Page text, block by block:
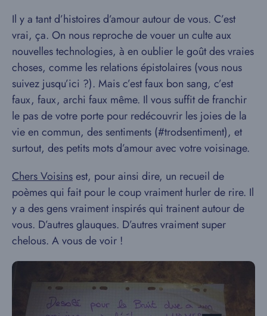
Il y a tant d’histoires d’amour autour de vous. C’est
vrai, ça. On nous reproche de vouer un culte aux
nouvelles technologies, à en oublier le goût des vraies
choses, comme les relations épistolaires (vous nous
suivez jusqu’ici ?). Mais c’est faux bon sang, c’est
faux, faux, archi faux même. Il vous suffit de franchir
le pas de votre porte pour redécouvrir les joies de la
vie en commun, des sentiments (#trodsentiment), et
surtout, des petits mots d’amour avec votre voisinage.
Chers Voisinsest, pour ainsi dire, un recueil de
poèmes qui fait pour le coup vraiment hurler de rire. Il
y a des gens vraiment inspirés qui trainent autour de
vous. D’autres glauques. D’autres vraiment super
chelous. A vous de voir !